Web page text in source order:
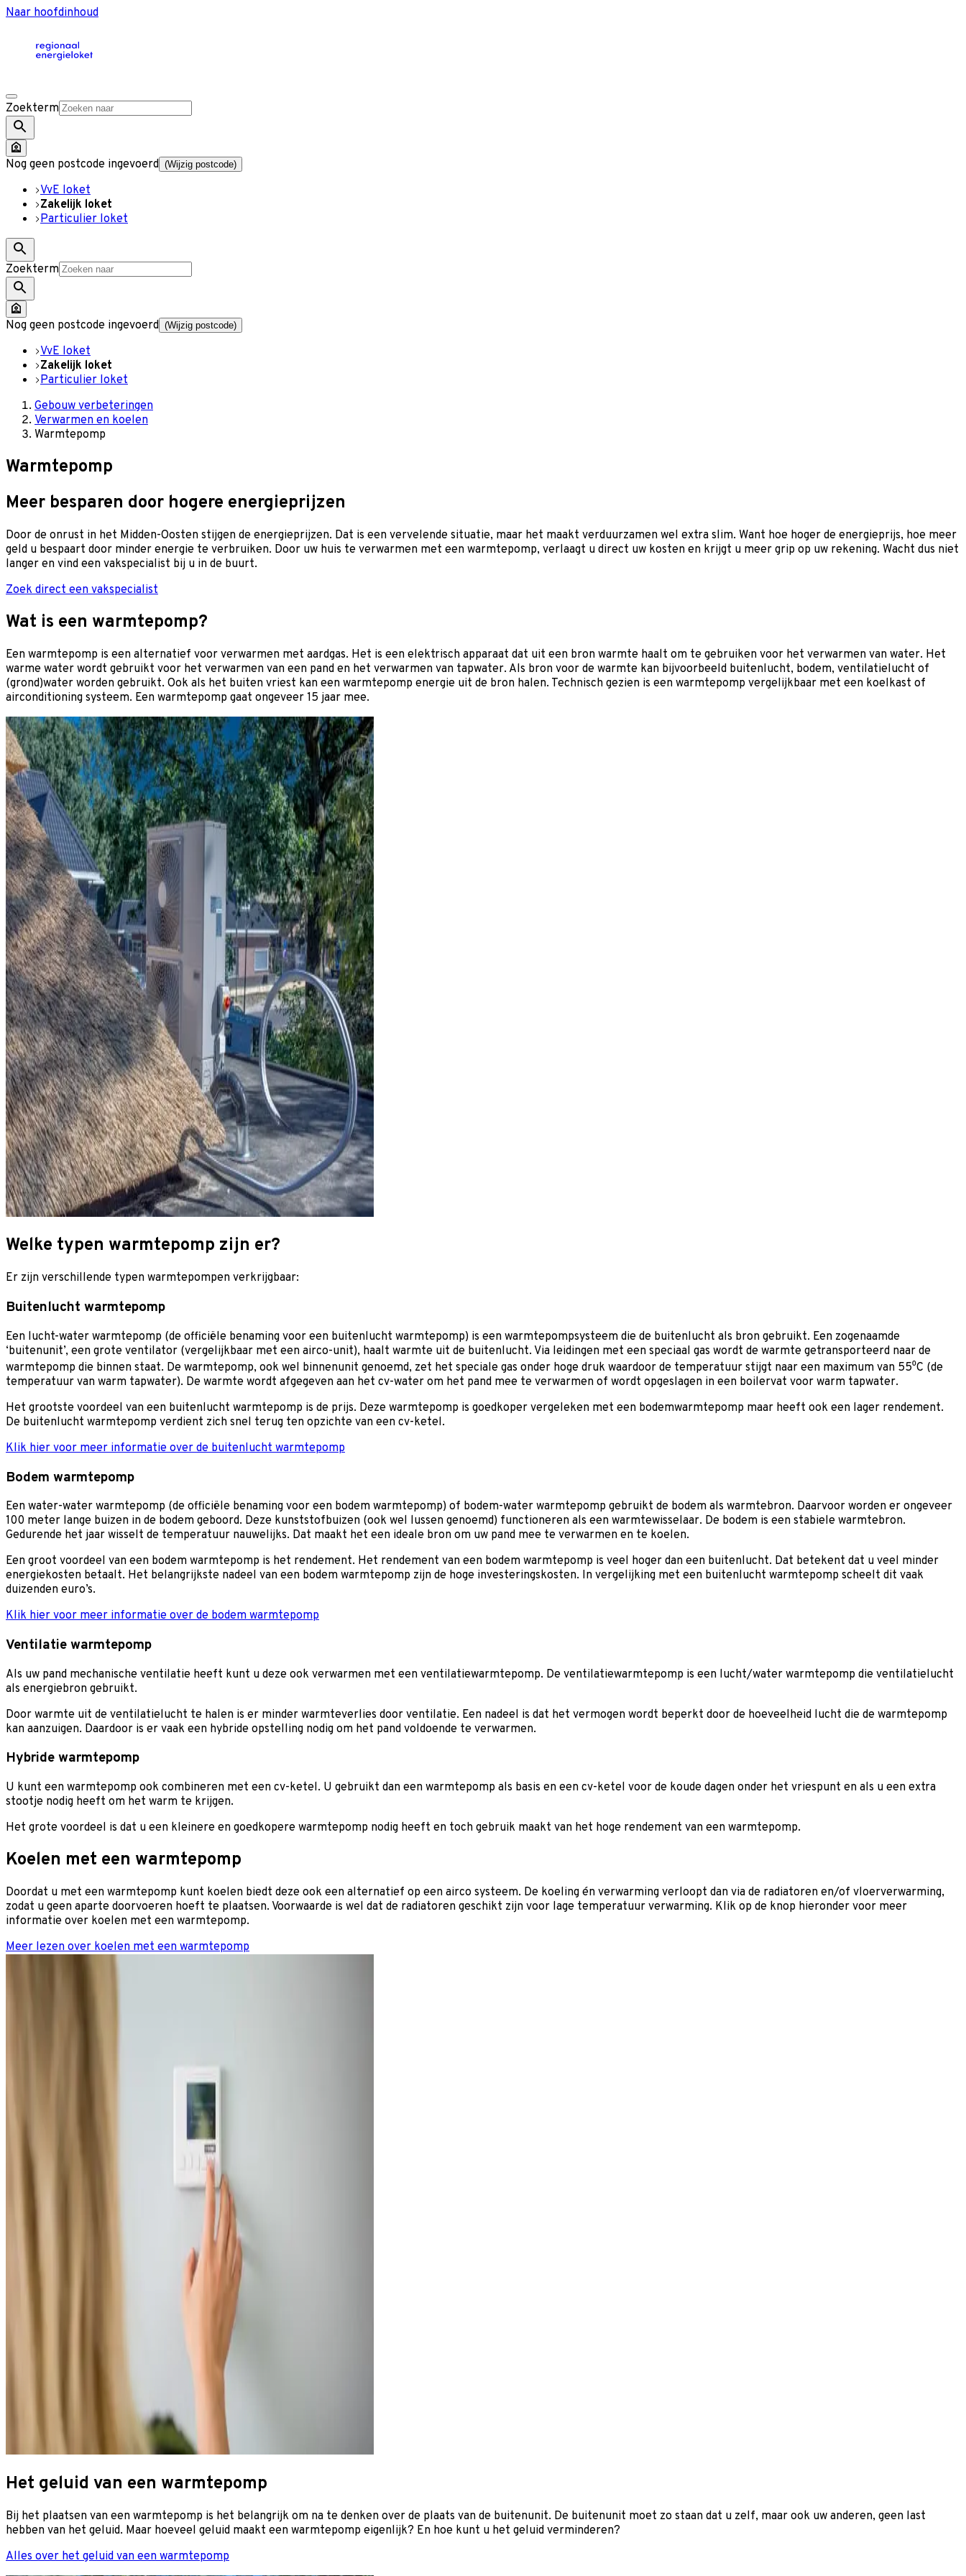
Naar hoofdinhoud
Zoekterm
Nog geen postcode ingevoerd (Wijzig postcode)
VvE loket
Zakelijk loket
Particulier loket
Zoekterm
Nog geen postcode ingevoerd (Wijzig postcode)
VvE loket
Zakelijk loket
Particulier loket
Gebouw verbeteringen
Verwarmen en koelen
Warmtepomp
Warmtepomp
Meer besparen door hogere energieprijzen
Door de onrust in het Midden-Oosten stijgen de energieprijzen. Dat is een vervelende situatie, maar het maakt verduurzamen wel extra slim. Want hoe hoger de energieprijs, hoe meer
geld u bespaart door minder energie te verbruiken. Door uw huis te verwarmen met een warmtepomp, verlaagt u direct uw kosten en krijgt u meer grip op uw rekening. Wacht dus niet
langer en vind een vakspecialist bij u in de buurt.
Zoek direct een vakspecialist
Wat is een warmtepomp?
Een warmtepomp is een alternatief voor verwarmen met aardgas. Het is een elektrisch apparaat dat uit een bron warmte haalt om te gebruiken voor het verwarmen van water. Het
warme water wordt gebruikt voor het verwarmen van een pand en het verwarmen van tapwater. Als bron voor de warmte kan bijvoorbeeld buitenlucht, bodem, ventilatielucht of
(grond)water worden gebruikt. Ook als het buiten vriest kan een warmtepomp energie uit de bron halen. Technisch gezien is een warmtepomp vergelijkbaar met een koelkast of
airconditioning systeem. Een warmtepomp gaat ongeveer 15 jaar mee.
Welke typen warmtepomp zijn er?
Er zijn verschillende typen warmtepompen verkrijgbaar:
Buitenlucht warmtepomp
Een lucht-water warmtepomp (de officiële benaming voor een buitenlucht warmtepomp) is een warmtepompsysteem die de buitenlucht als bron gebruikt. Een zogenaamde
‘buitenunit’, een grote ventilator (vergelijkbaar met een airco-unit), haalt warmte uit de buitenlucht. Via leidingen met een speciaal gas wordt de warmte getransporteerd naar de
warmtepomp die binnen staat. De warmtepomp, ook wel binnenunit genoemd, zet het speciale gas onder hoge druk waardoor de temperatuur stijgt naar een maximum van 55⁰C (de
temperatuur van warm tapwater). De warmte wordt afgegeven aan het cv-water om het pand mee te verwarmen of wordt opgeslagen in een boilervat voor warm tapwater.
Het grootste voordeel van een buitenlucht warmtepomp is de prijs. Deze warmtepomp is goedkoper vergeleken met een bodemwarmtepomp maar heeft ook een lager rendement.
De buitenlucht warmtepomp verdient zich snel terug ten opzichte van een cv-ketel.
Klik hier voor meer informatie over de buitenlucht warmtepomp
Bodem warmtepomp
Een water-water warmtepomp (de officiële benaming voor een bodem warmtepomp) of bodem-water warmtepomp gebruikt de bodem als warmtebron. Daarvoor worden er ongeveer
100 meter lange buizen in de bodem geboord. Deze kunststofbuizen (ook wel lussen genoemd) functioneren als een warmtewisselaar. De bodem is een stabiele warmtebron.
Gedurende het jaar wisselt de temperatuur nauwelijks. Dat maakt het een ideale bron om uw pand mee te verwarmen en te koelen.
Een groot voordeel van een bodem warmtepomp is het rendement. Het rendement van een bodem warmtepomp is veel hoger dan een buitenlucht. Dat betekent dat u veel minder
energiekosten betaalt. Het belangrijkste nadeel van een bodem warmtepomp zijn de hoge investeringskosten. In vergelijking met een buitenlucht warmtepomp scheelt dit vaak
duizenden euro’s.
Klik hier voor meer informatie over de bodem warmtepomp
Ventilatie warmtepomp
Als uw pand mechanische ventilatie heeft kunt u deze ook verwarmen met een ventilatiewarmtepomp. De ventilatiewarmtepomp is een lucht/water warmtepomp die ventilatielucht
als energiebron gebruikt.
Door warmte uit de ventilatielucht te halen is er minder warmteverlies door ventilatie. Een nadeel is dat het vermogen wordt beperkt door de hoeveelheid lucht die de warmtepomp
kan aanzuigen. Daardoor is er vaak een hybride opstelling nodig om het pand voldoende te verwarmen.
Hybride warmtepomp
U kunt een warmtepomp ook combineren met een cv-ketel. U gebruikt dan een warmtepomp als basis en een cv-ketel voor de koude dagen onder het vriespunt en als u een extra
stootje nodig heeft om het warm te krijgen.
Het grote voordeel is dat u een kleinere en goedkopere warmtepomp nodig heeft en toch gebruik maakt van het hoge rendement van een warmtepomp.
Koelen met een warmtepomp
Doordat u met een warmtepomp kunt koelen biedt deze ook een alternatief op een airco systeem. De koeling én verwarming verloopt dan via de radiatoren en/of vloerverwarming,
zodat u geen aparte doorvoeren hoeft te plaatsen. Voorwaarde is wel dat de radiatoren geschikt zijn voor lage temperatuur verwarming. Klik op de knop hieronder voor meer
informatie over koelen met een warmtepomp.
Meer lezen over koelen met een warmtepomp
Het geluid van een warmtepomp
Bij het plaatsen van een warmtepomp is het belangrijk om na te denken over de plaats van de buitenunit. De buitenunit moet zo staan dat u zelf, maar ook uw anderen, geen last
hebben van het geluid. Maar hoeveel geluid maakt een warmtepomp eigenlijk? En hoe kunt u het geluid verminderen?
Alles over het geluid van een warmtepomp